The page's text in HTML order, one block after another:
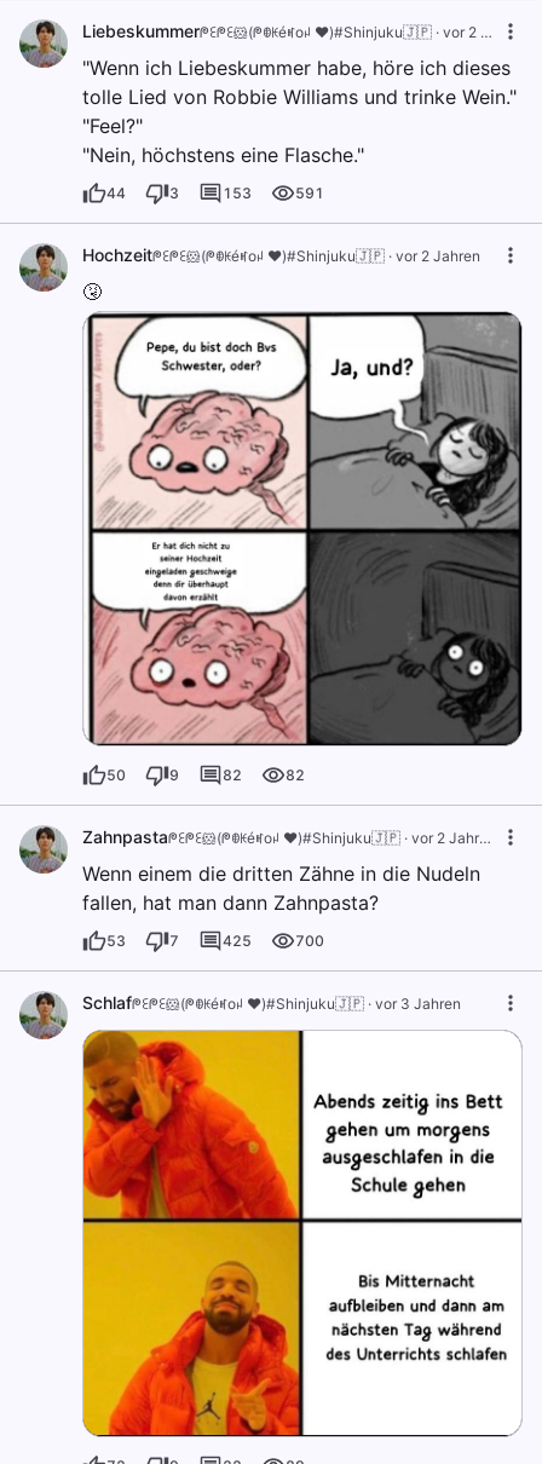
Liebeskummerᖘꏂᖘꏂ🐹(ᖘꂦꀘéꎭoꈤ ❤️)#Shinjuku🇯🇵 · vor 2 Jahren
"Wenn ich Liebeskummer habe, höre ich dieses
tolle Lied von Robbie Williams und trinke Wein."
"Feel?"
"Nein, höchstens eine Flasche."
44 3 153 591
Hochzeitᖘꏂᖘꏂ🐹(ᖘꂦꀘéꎭoꈤ ❤️)#Shinjuku🇯🇵 · vor 2 Jahren
🤧
50 9 82 82
Zahnpastaᖘꏂᖘꏂ🐹(ᖘꂦꀘéꎭoꈤ ❤️)#Shinjuku🇯🇵 · vor 2 Jahren
Wenn einem die dritten Zähne in die Nudeln
fallen, hat man dann Zahnpasta?
53 7 425 700
Schlafᖘꏂᖘꏂ🐹(ᖘꂦꀘéꎭoꈤ ❤️)#Shinjuku🇯🇵 · vor 3 Jahren